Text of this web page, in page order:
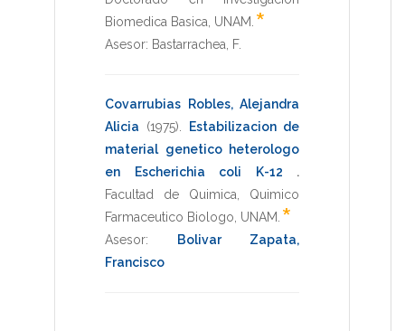
Biomedica Basica UNAM *
Asesor: Bastarrachea, F.
Covarrubias Robles, Alejandra
Alicia
(1975)
Estabilizacion de
material genetico heterologo
en Escherichia coli K-12 .
Facultad de Quimica
Quimico
Farmaceutico Biologo UNAM *
Asesor:
Bolivar Zapata,
Francisco